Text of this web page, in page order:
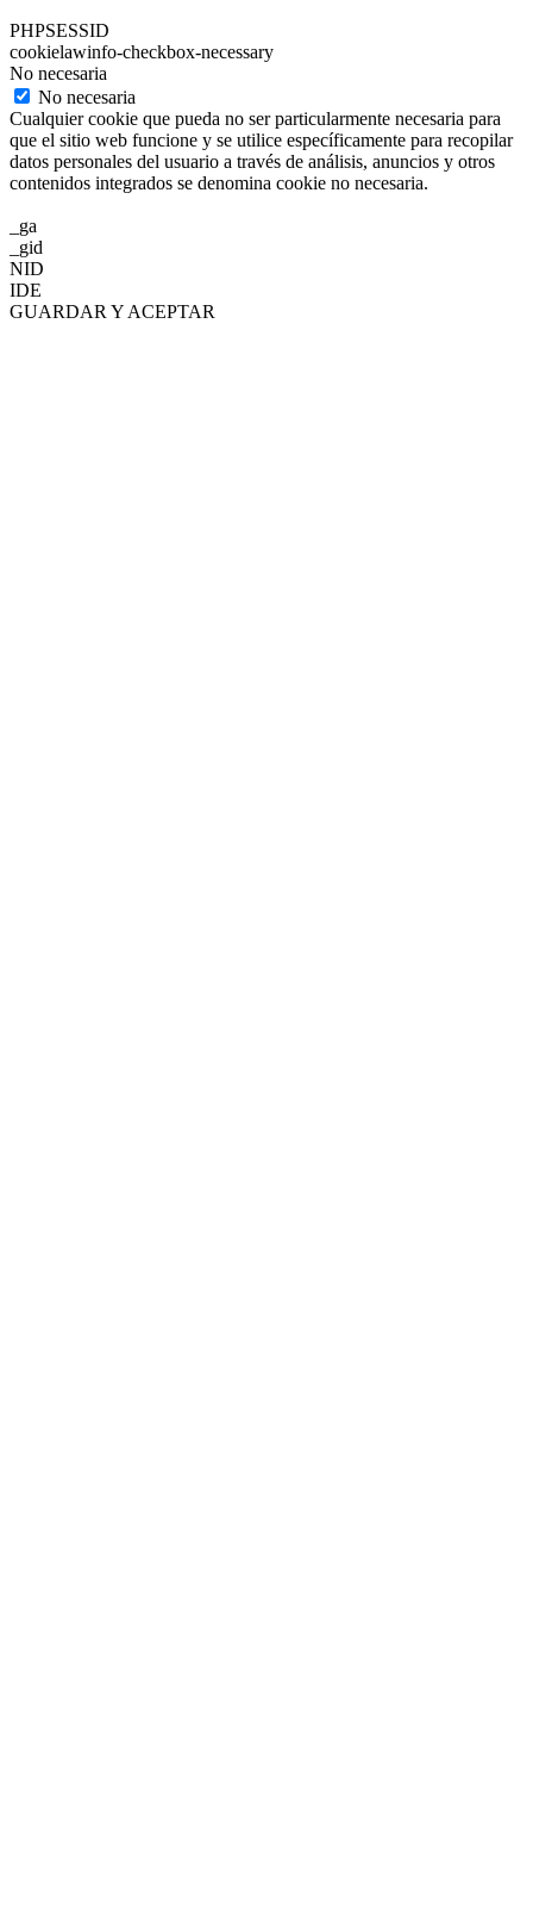
PHPSESSID
cookielawinfo-checkbox-necessary
No necesaria
No necesaria
Cualquier cookie que pueda no ser particularmente necesaria para
que el sitio web funcione y se utilice específicamente para recopilar
datos personales del usuario a través de análisis, anuncios y otros
contenidos integrados se denomina cookie no necesaria.
_ga
_gid
NID
IDE
GUARDAR Y ACEPTAR